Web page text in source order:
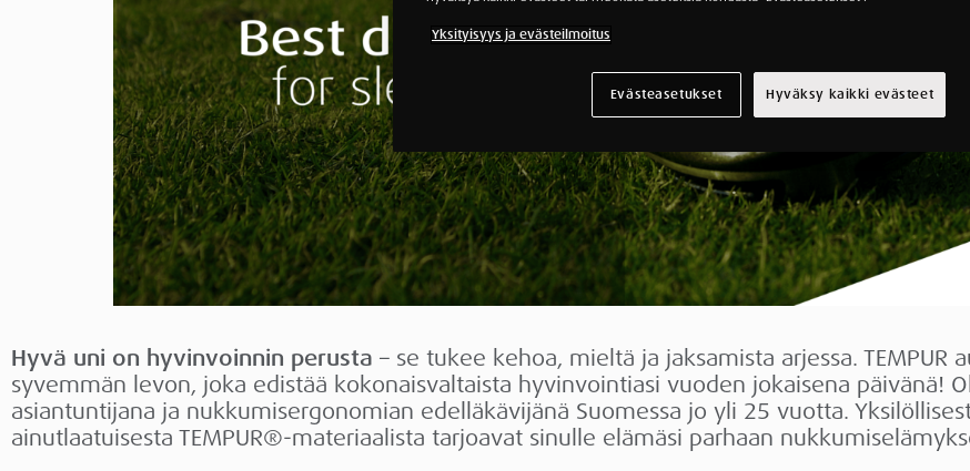
Hyvä uni on hyvinvoinnin perusta – se tukee kehoa, mieltä ja jaksamista arjessa. TEMPUR
syvemmän levon, joka edistää kokonaisvaltaista hyvinvointiasi vuoden jokaisena päivänä!
asiantuntijana ja nukkumisergonomian edelläkävijänä Suomessa jo yli 25 vuotta.
ainutlaatuisesta TEMPUR®-materiaalista tarjoavat sinulle elämäsi parhaan
Yksityisyys ja evästeilmoitus
Evästeasetukset Hyväksy kaikki evästeet